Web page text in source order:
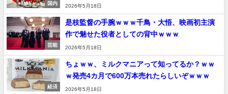
国内
2026年5月18日
芸能
是枝監督の手腕ｗｗｗ千鳥・大悟、映画初主演
作で魅せた役者としての背中ｗｗｗ
2026年5月18日
経済
ちょｗｗ、ミルクマニアって知ってるか？ｗｗ
ｗ発売4カ月で600万本売れたらしいぞｗｗｗ
2026年5月18日